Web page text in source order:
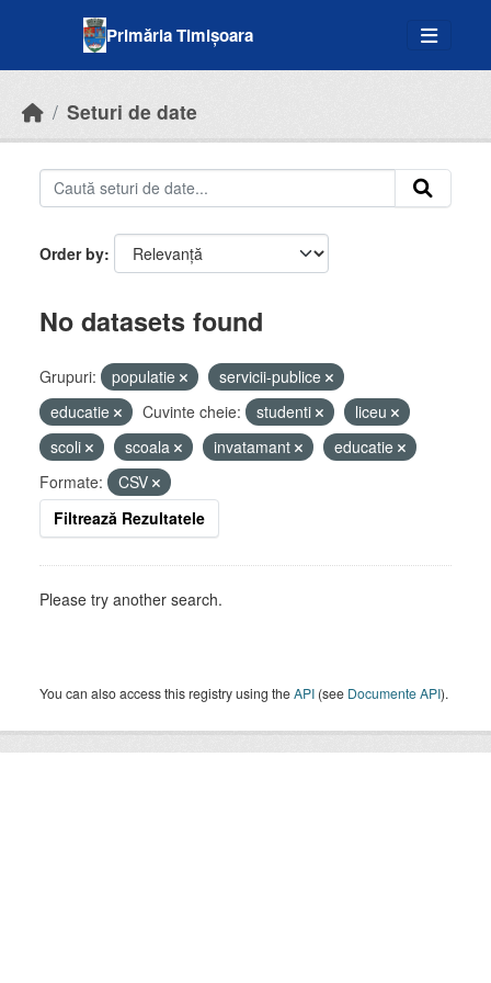
Primăria Timișoara
Seturi de date
Order by
No datasets found
Grupuri: populatie
servicii-publice
educatie
Cuvinte cheie: studenti
liceu
scoli
scoala invatamant
educatie
Formate:
CSV
Filtrează Rezultatele
Please try another search.
You can also access this registry using theAPI (see Documente API).